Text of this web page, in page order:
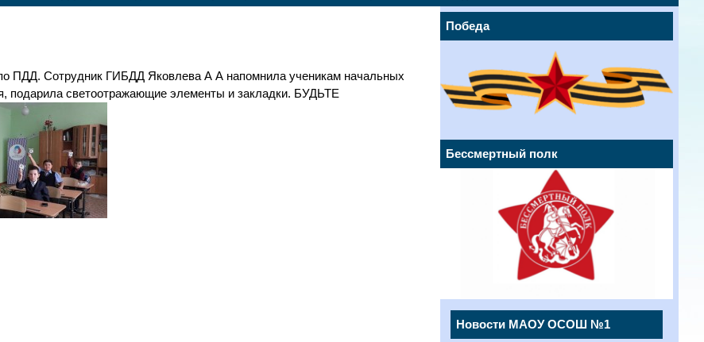
Победа
Бессмертный полк
Новости МАОУ ОСОШ №1
ПДД. Сотрудник ГИБДД Яковлева А А напомнила ученикам начальных
подарила светоотражающие элементы и закладки. БУДЬТЕ